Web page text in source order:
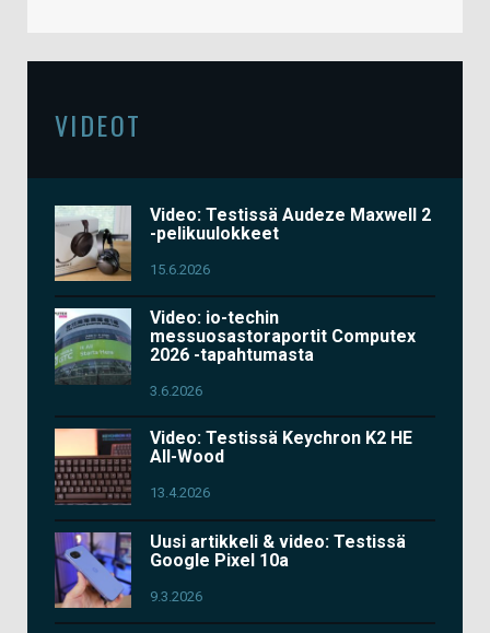
VIDEOT
Video: Testissä Audeze Maxwell 2
-pelikuulokkeet
15.6.2026
Video: io-techin
messuosastoraportit Computex
2026 -tapahtumasta
3.6.2026
Video: Testissä Keychron K2 HE
All-Wood
13.4.2026
Uusi artikkeli & video: Testissä
Google Pixel 10a
9.3.2026